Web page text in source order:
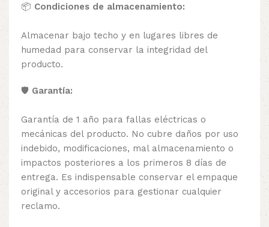
📦 Condiciones de almacenamiento:
Almacenar bajo techo y en lugares libres de
humedad para conservar la integridad del
producto.
🛡️ Garantía:
Garantía de 1 año para fallas eléctricas o
mecánicas del producto. No cubre daños por uso
indebido, modificaciones, mal almacenamiento o
impactos posteriores a los primeros 8 días de
entrega. Es indispensable conservar el empaque
original y accesorios para gestionar cualquier
reclamo.